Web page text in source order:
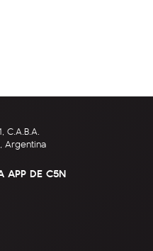
C.A.B.A.
Argentina
APP DE C5N